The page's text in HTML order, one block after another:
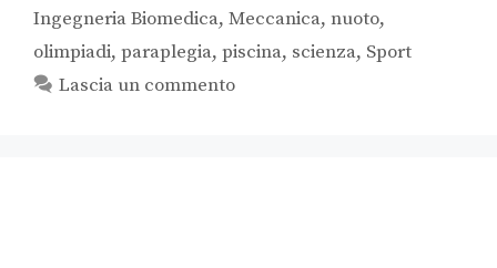
Ingegneria Biomedica, Meccanica, nuoto,
olimpiadi, paraplegia, piscina, scienza, Sport
Lascia un commento